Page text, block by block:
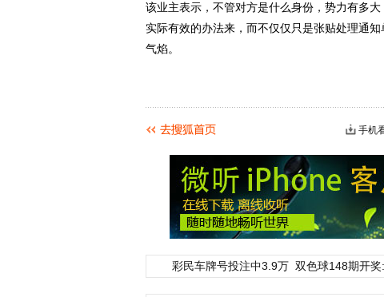
该业主表示，不管对方是什么身份，势力有多
实际有效的办法来，而不仅仅只是张贴处理通
气焰。
手机
彩民车牌号投注中3.9万 双色球148期开